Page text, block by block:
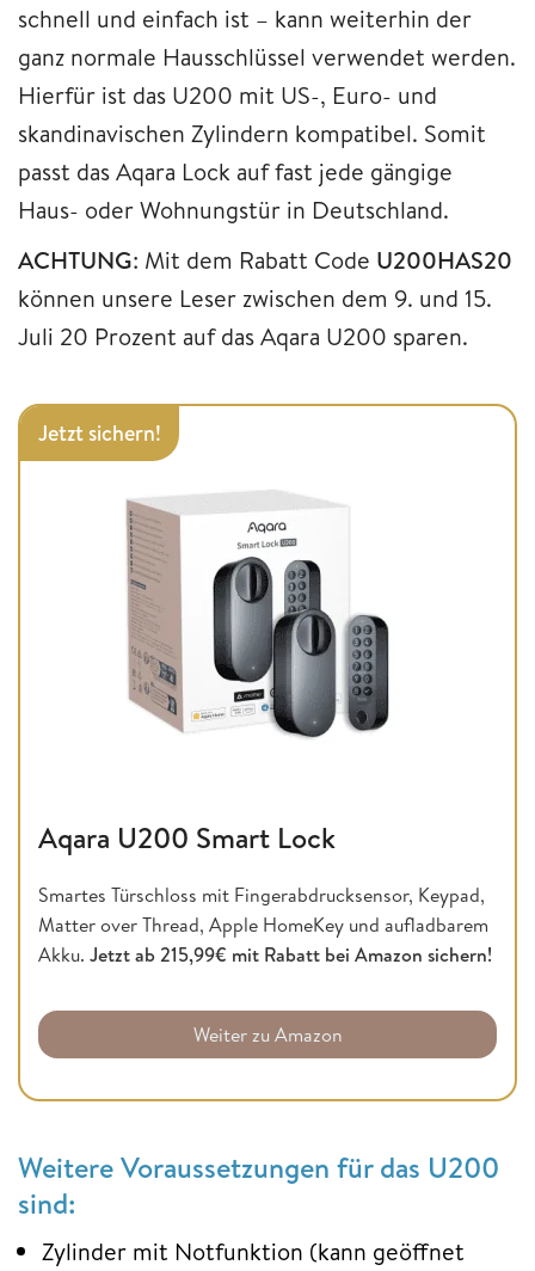
schnell und einfach ist – kann weiterhin der
ganz normale Hausschlüssel verwendet werden.
Hierfür ist das U200 mit US-, Euro- und
skandinavischen Zylindern kompatibel. Somit
passt das Aqara Lock auf fast jede gängige
Haus- oder Wohnungstür in Deutschland.
ACHTUNG: Mit dem Rabatt Code U200HAS20
können unsere Leser zwischen dem 9. und 15.
Juli 20 Prozent auf das Aqara U200 sparen.
Jetzt sichern!
Aqara U200 Smart Lock
Smartes Türschloss mit Fingerabdrucksensor, Keypad,
Matter over Thread, Apple HomeKey und aufladbarem
Akku. Jetzt ab 215,99€ mit Rabatt bei Amazon sichern!
Weiter zu Amazon
Weitere Voraussetzungen für das U200
sind:
Zylinder mit Notfunktion (kann geöffnet